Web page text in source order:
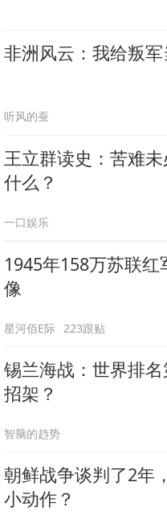
非洲风云：我给叛
听风的蚕
王立群读史：苦难
什么？
一口娱乐
1945年158万苏联
像
星河佰E际 223跟贴
锡兰海战：世界排
招架？
智脑的趋势
朝鲜战争谈判了2年
小动作？